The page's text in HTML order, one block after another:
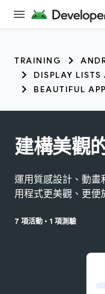
TRAINING
DISPLAY
BEAUTIFUL
建構美觀
運用質感設計、動畫
用程式更美觀、更便
7 項活動 • 1 項測驗